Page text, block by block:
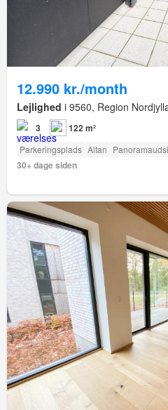
12.990 kr./month
Lejlighed i 9560, Region
3 122 m²
Parkeringsplads Altan
30+ dage siden